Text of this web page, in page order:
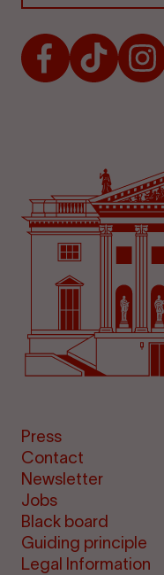
FacebookTikTok
Press
Contact
Newsletter
Jobs
Black board
Guiding principle
Legal Information